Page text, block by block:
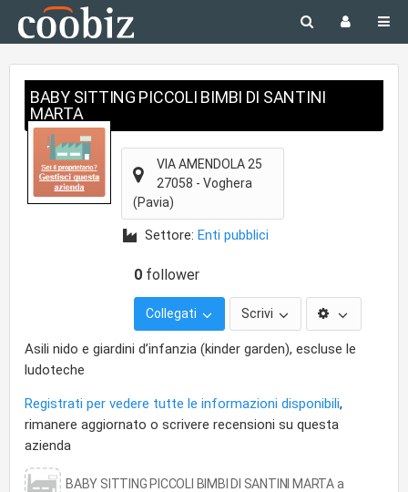
BABY SITTING PICCOLI BIMBI DI SANTINI
MARTA
VIA AMENDOLA 25
27058 - Voghera
(Pavia)
Settore: Enti pubblici
0 follower
Collegati Scrivi
Asili nido e giardini d’infanzia (kinder garden), escluse le
ludoteche
Registrati per vedere tutte le informazioni disponibili,
rimanere aggiornato o scrivere recensioni su questa
azienda
BABY SITTING PICCOLI BIMBI DI SANTINI MARTA a